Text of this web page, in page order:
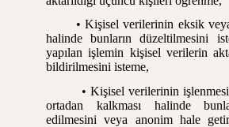
• Kişisel verilerinin eksik veya
halinde bunların düzeltilmesini
yapılan işlemin kişisel verilerin
bildirilmesini isteme,
• Kişisel verilerinin
ortadan kalkması halinde
edilmesini veya anonim hale